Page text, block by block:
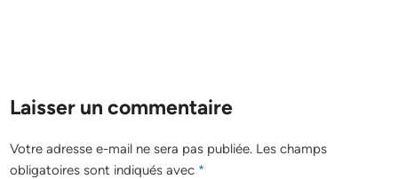
Laisser un commentaire
Votre adresse e-mail ne sera pas publiée. Les champs
obligatoires sont indiqués avec *